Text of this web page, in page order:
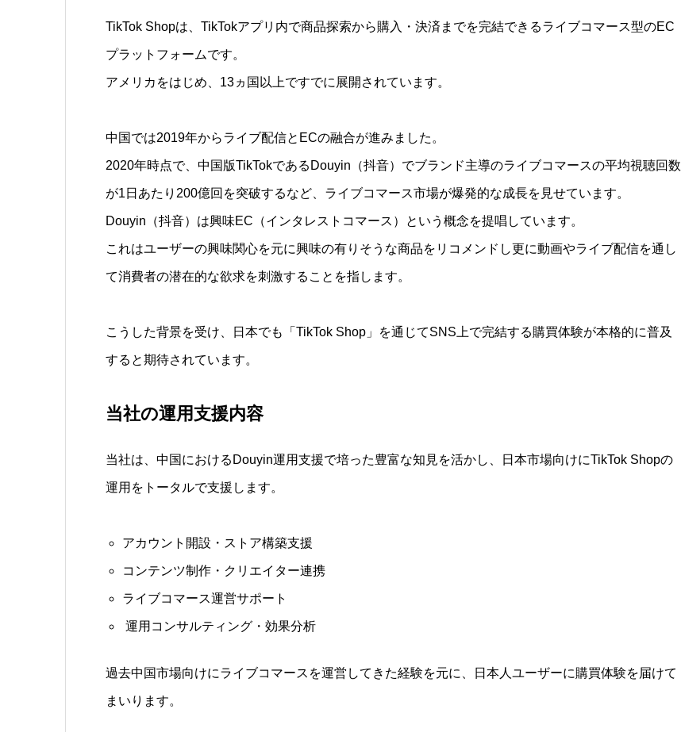
TikTok Shopは、TikTokアプリ内で商品探索から購入・決済までを完結できるライブコマース型のEC
プラットフォームです。
アメリカをはじめ、13ヵ国以上ですでに展開されています。
中国では2019年からライブ配信とECの融合が進みました。
2020年時点で、中国版TikTokであるDouyin（抖音）でブランド主導のライブコマースの平均視聴回数
が1日あたり200億回を突破するなど、ライブコマース市場が爆発的な成長を見せています。
Douyin（抖音）は興味EC（インタレストコマース）という概念を提唱しています。
これはユーザーの興味関心を元に興味の有りそうな商品をリコメンドし更に動画やライブ配信を通し
て消費者の潜在的な欲求を刺激することを指します。
こうした背景を受け、日本でも「TikTok Shop」を通じてSNS上で完結する購買体験が本格的に普及
すると期待されています。
当社の運用支援内容
当社は、中国におけるDouyin運用支援で培った豊富な知見を活かし、日本市場向けにTikTok Shopの
運用をトータルで支援します。
アカウント開設・ストア構築支援
コンテンツ制作・クリエイター連携
ライブコマース運営サポート
運用コンサルティング・効果分析
過去中国市場向けにライブコマースを運営してきた経験を元に、日本人ユーザーに購買体験を届けて
まいります。